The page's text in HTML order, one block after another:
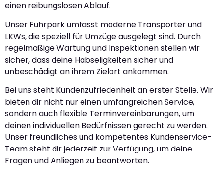
einen reibungslosen Ablauf.
Unser Fuhrpark umfasst moderne Transporter und
LKWs, die speziell für Umzüge ausgelegt sind. Durch
regelmäßige Wartung und Inspektionen stellen wir
sicher, dass deine Habseligkeiten sicher und
unbeschädigt an ihrem Zielort ankommen.
Bei uns steht Kundenzufriedenheit an erster Stelle. Wir
bieten dir nicht nur einen umfangreichen Service,
sondern auch flexible Terminvereinbarungen, um
deinen individuellen Bedürfnissen gerecht zu werden.
Unser freundliches und kompetentes Kundenservice-
Team steht dir jederzeit zur Verfügung, um deine
Fragen und Anliegen zu beantworten.